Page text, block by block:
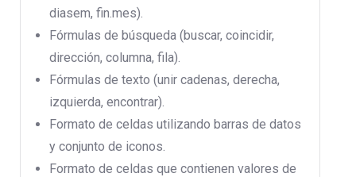
diasem, fin.mes).
Fórmulas de búsqueda (buscar, coincidir,
dirección, columna, fila).
Fórmulas de texto (unir cadenas, derecha,
izquierda, encontrar).
Formato de celdas utilizando barras de datos
y conjunto de iconos.
Formato de celdas que contienen valores de